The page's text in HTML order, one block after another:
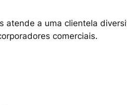
atende a uma clientela
comerciais.